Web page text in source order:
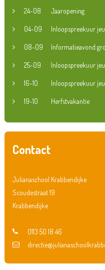
24-08 Jaaropening
04-09 Inloopspreekuur
08-09 Informatieavond
25-09 Inloopspreekuur
16-10 Inloopspreekuur
19-10 Herfstvakantie
Contact
Julianaschool Krabbendijke
Scoudestraat 19
Krabbendijke
0113 50 18 46